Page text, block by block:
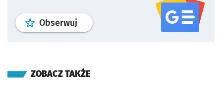
Obserwuj profil serwisu
ZOBACZ TAKŻE